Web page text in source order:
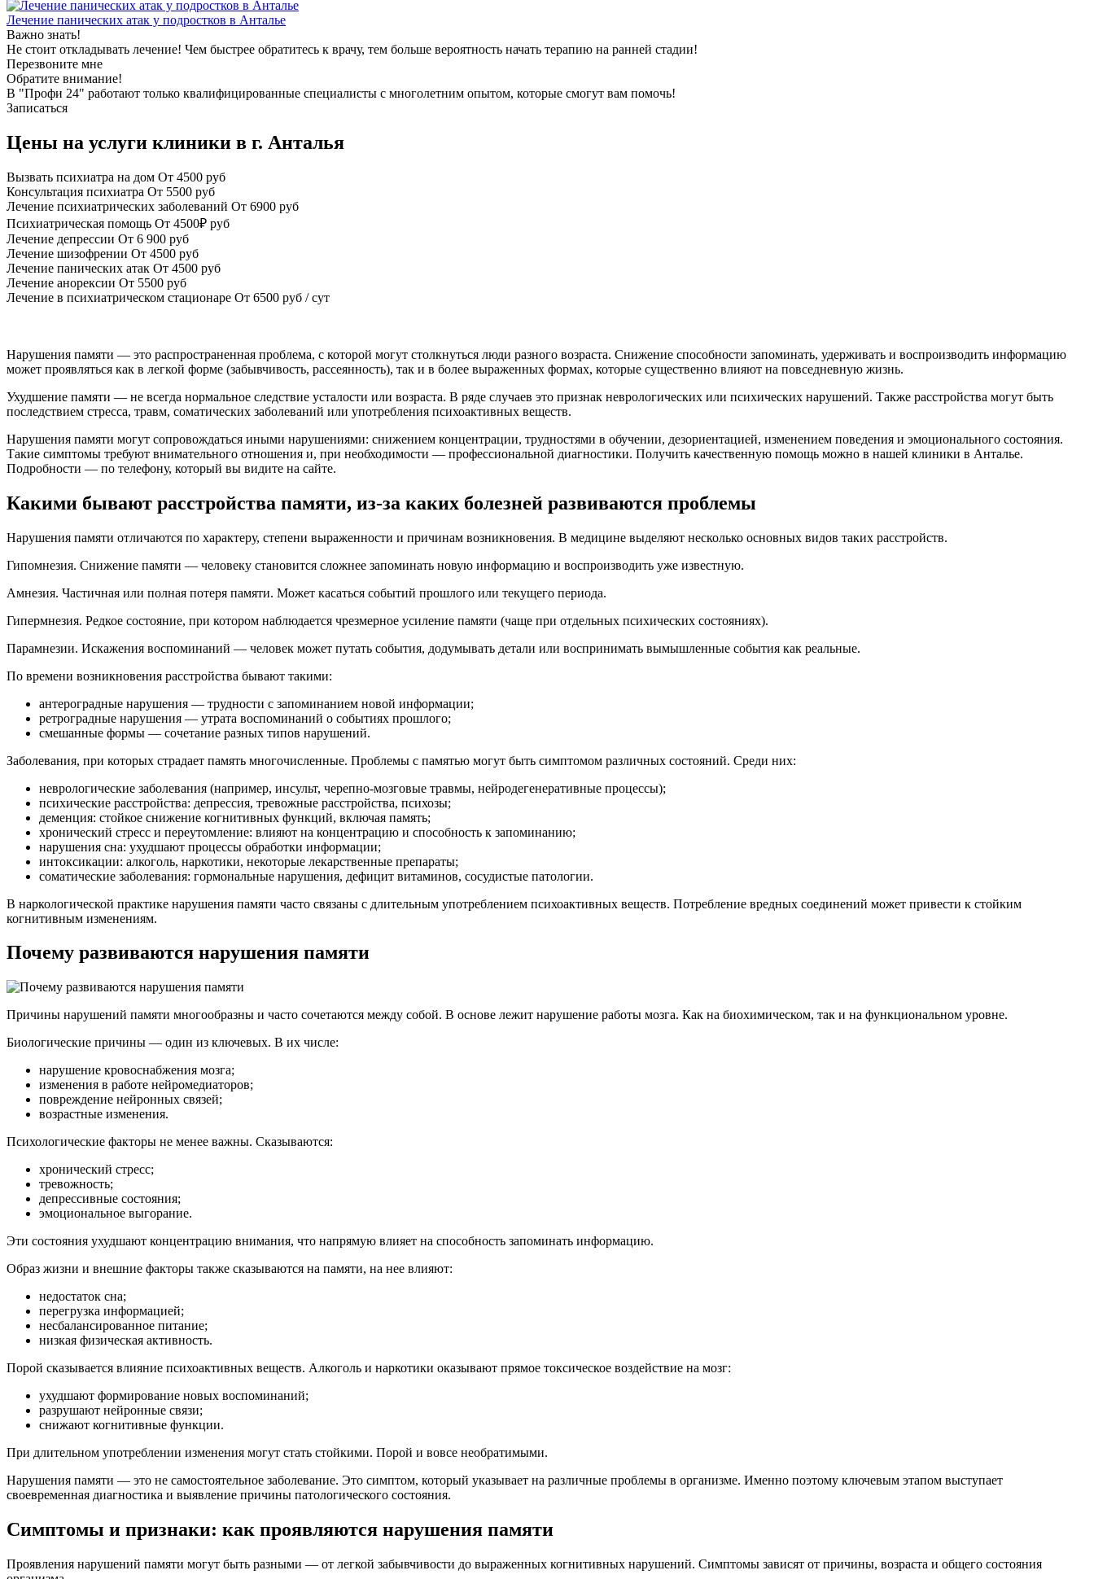
Лечение панических атак у подростков в Анталье
Важно знать!
Не стоит откладывать лечение! Чем быстрее обратитесь к врачу, тем больше вероятность начать терапию на ранней стадии!
Перезвоните мне
Обратите внимание!
В "Профи 24" работают только квалифицированные специалисты с многолетним опытом, которые смогут вам помочь!
Записаться
Цены на услуги клиники в г. Анталья
Вызвать психиатра на дом От 4500 руб
Консультация психиатра От 5500 руб
Лечение психиатрических заболеваний От 6900 руб
Психиатрическая помощь От 4500₽ руб
Лечение депрессии От 6 900 руб
Лечение шизофрении От 4500 руб
Лечение панических атак От 4500 руб
Лечение анорексии От 5500 руб
Лечение в психиатрическом стационаре От 6500 руб / сут
Нарушения памяти — это распространенная проблема, с которой могут столкнуться люди разного возраста. Снижение способности запоминать, удерживать и воспроизводить информацию
может проявляться как в легкой форме (забывчивость, рассеянность), так и в более выраженных формах, которые существенно влияют на повседневную жизнь.
Ухудшение памяти — не всегда нормальное следствие усталости или возраста. В ряде случаев это признак неврологических или психических нарушений. Также расстройства могут быть
последствием стресса, травм, соматических заболеваний или употребления психоактивных веществ.
Нарушения памяти могут сопровождаться иными нарушениями: снижением концентрации, трудностями в обучении, дезориентацией, изменением поведения и эмоционального состояния.
Такие симптомы требуют внимательного отношения и, при необходимости — профессиональной диагностики. Получить качественную помощь можно в нашей клиники в Анталье.
Подробности — по телефону, который вы видите на сайте.
Какими бывают расстройства памяти, из-за каких болезней развиваются проблемы
Нарушения памяти отличаются по характеру, степени выраженности и причинам возникновения. В медицине выделяют несколько основных видов таких расстройств.
Гипомнезия. Снижение памяти — человеку становится сложнее запоминать новую информацию и воспроизводить уже известную.
Амнезия. Частичная или полная потеря памяти. Может касаться событий прошлого или текущего периода.
Гипермнезия. Редкое состояние, при котором наблюдается чрезмерное усиление памяти (чаще при отдельных психических состояниях).
Парамнезии. Искажения воспоминаний — человек может путать события, додумывать детали или воспринимать вымышленные события как реальные.
По времени возникновения расстройства бывают такими:
антероградные нарушения — трудности с запоминанием новой информации;
ретроградные нарушения — утрата воспоминаний о событиях прошлого;
смешанные формы — сочетание разных типов нарушений.
Заболевания, при которых страдает память многочисленные. Проблемы с памятью могут быть симптомом различных состояний. Среди них:
неврологические заболевания (например, инсульт, черепно-мозговые травмы, нейродегенеративные процессы);
психические расстройства: депрессия, тревожные расстройства, психозы;
деменция: стойкое снижение когнитивных функций, включая память;
хронический стресс и переутомление: влияют на концентрацию и способность к запоминанию;
нарушения сна: ухудшают процессы обработки информации;
интоксикации: алкоголь, наркотики, некоторые лекарственные препараты;
соматические заболевания: гормональные нарушения, дефицит витаминов, сосудистые патологии.
В наркологической практике нарушения памяти часто связаны с длительным употреблением психоактивных веществ. Потребление вредных соединений может привести к стойким
когнитивным изменениям.
Почему развиваются нарушения памяти
Причины нарушений памяти многообразны и часто сочетаются между собой. В основе лежит нарушение работы мозга. Как на биохимическом, так и на функциональном уровне.
Биологические причины — один из ключевых. В их числе:
нарушение кровоснабжения мозга;
изменения в работе нейромедиаторов;
повреждение нейронных связей;
возрастные изменения.
Психологические факторы не менее важны. Сказываются:
хронический стресс;
тревожность;
депрессивные состояния;
эмоциональное выгорание.
Эти состояния ухудшают концентрацию внимания, что напрямую влияет на способность запоминать информацию.
Образ жизни и внешние факторы также сказываются на памяти, на нее влияют:
недостаток сна;
перегрузка информацией;
несбалансированное питание;
низкая физическая активность.
Порой сказывается влияние психоактивных веществ. Алкоголь и наркотики оказывают прямое токсическое воздействие на мозг:
ухудшают формирование новых воспоминаний;
разрушают нейронные связи;
снижают когнитивные функции.
При длительном употреблении изменения могут стать стойкими. Порой и вовсе необратимыми.
Нарушения памяти — это не самостоятельное заболевание. Это симптом, который указывает на различные проблемы в организме. Именно поэтому ключевым этапом выступает
своевременная диагностика и выявление причины патологического состояния.
Симптомы и признаки: как проявляются нарушения памяти
Проявления нарушений памяти могут быть разными — от легкой забывчивости до выраженных когнитивных нарушений. Симптомы зависят от причины, возраста и общего состояния